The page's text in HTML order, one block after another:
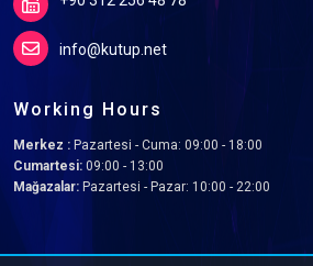
info@kutup.net
Working Hours
Merkez : Pazartesi - Cuma: 09:00 - 18:00
Cumartesi: 09:00 - 13:00
Mağazalar: Pazartesi - Pazar: 10:00 - 22:00